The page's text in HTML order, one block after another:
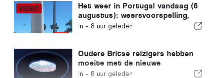
Het weer in Portugal vandaag (6
augustus): weersvoorspelling,
temperaturen en wat je kunt
In - 8 uur geleden
Oudere Britse reizigers hebben
moeite met de nieuwe
vingerafdrukcontroles van de
In - 8 uur geleden